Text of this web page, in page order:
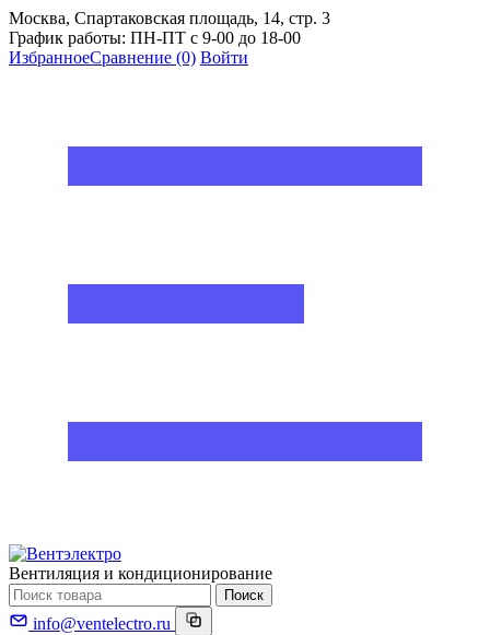
Москва, Спартаковская площадь, 14, стр. 3
График работы: ПН-ПТ с 9-00 до 18-00
ИзбранноеСравнение (0) Войти
Вентиляция и кондиционирование
Поиск
info@ventelectro.ru